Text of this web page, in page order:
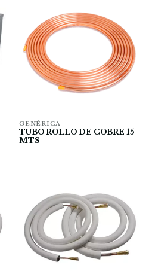
GENÉRICA
TUBO ROLLO DE COBRE 15
MTS